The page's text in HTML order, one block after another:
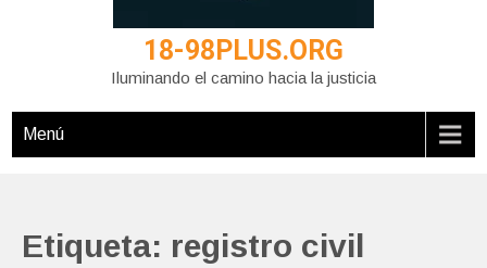
18-98PLUS.ORG
Iluminando el camino hacia la justicia
Menú
Etiqueta: registro civil